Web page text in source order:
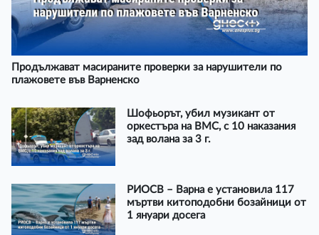
Продължават масираните проверки за нарушители по
плажовете във Варненско
Шофьорът, убил музикант от
оркестъра на ВМС, с 10 наказания
зад волана за 3 г.
РИОСВ – Варна е установила 117
мъртви китоподобни бозайници от
1 януари досега